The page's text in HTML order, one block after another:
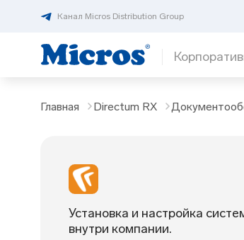
Канал Micros Distribution Group
Главная Directum RX
Установка и настройка
внутри компании.